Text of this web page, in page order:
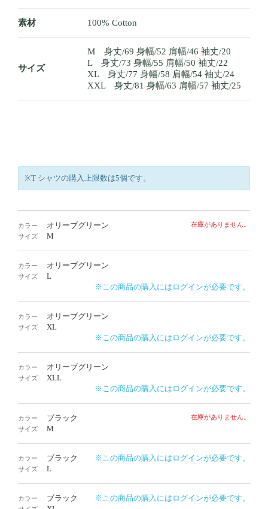
素材 100% Cotton
サイズ
M 身丈/69 身幅/52 肩幅/46 袖丈/20
L 身丈/73 身幅/55 肩幅/50 袖丈/22
XL 身丈/77 身幅/58 肩幅/54 袖丈/24
XXL 身丈/81 身幅/63 肩幅/57 袖丈/25
※T シャツの購入上限数は5個です。
カラー オリーブグリーン
サイズ M
在庫がありません。
カラー オリーブグリーン
サイズ
L
※この商品の購入にはログインが必要です。
カラー オリーブグリーン
サイズ
XL
※この商品の購入にはログインが必要です。
カラー オリーブグリーン
サイズ
XLL
※この商品の購入にはログインが必要です。
カラー ブラック
サイズ M
在庫がありません。
カラー ブラック
サイズ L
※この商品の購入にはログインが必要です。
カラー ブラック ※この商品の購入にはログインが必要です。